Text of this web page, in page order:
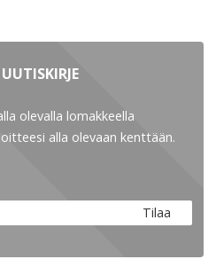
olevalla lomakkeella
alla olevaan kenttään.
Tilaa